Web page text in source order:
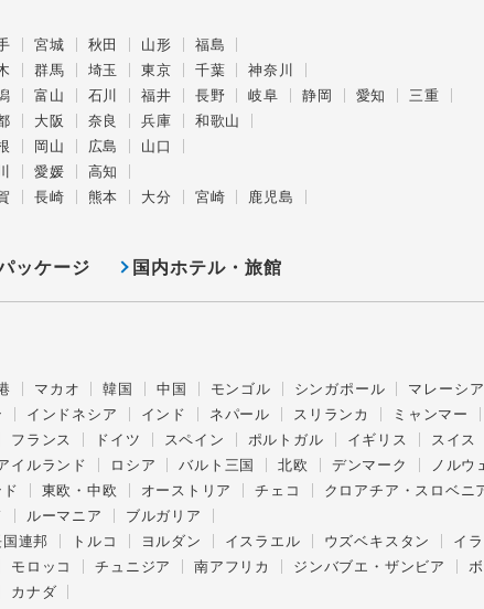
宮城 秋田 山形
福島
群馬 埼玉 東京 千葉
神奈川
富山 石川 福井 長野 岐阜 静岡 愛知
三重
大阪 奈良 兵庫
和歌山
岡山 広島
山口
愛媛
高知
長崎 熊本 大分 宮崎
鹿児島
ッケージ 国内ホテル・旅館
マカオ 韓国 中国 モンゴル シンガポール マレーシア
インドネシア インド ネパール スリランカ ミャンマー
フランス ドイツ スペイン ポルトガル イギリス スイス
イルランド ロシア バルト三国 北欧 デンマーク ノルウ
東欧・中欧 オーストリア チェコ クロアチア・スロベニ
ルーマニア
ブルガリア
連邦 トルコ ヨルダン イスラエル ウズベキスタン
イ
モロッコ チュニジア 南アフリカ ジンバブエ・ザンビア
カナダ